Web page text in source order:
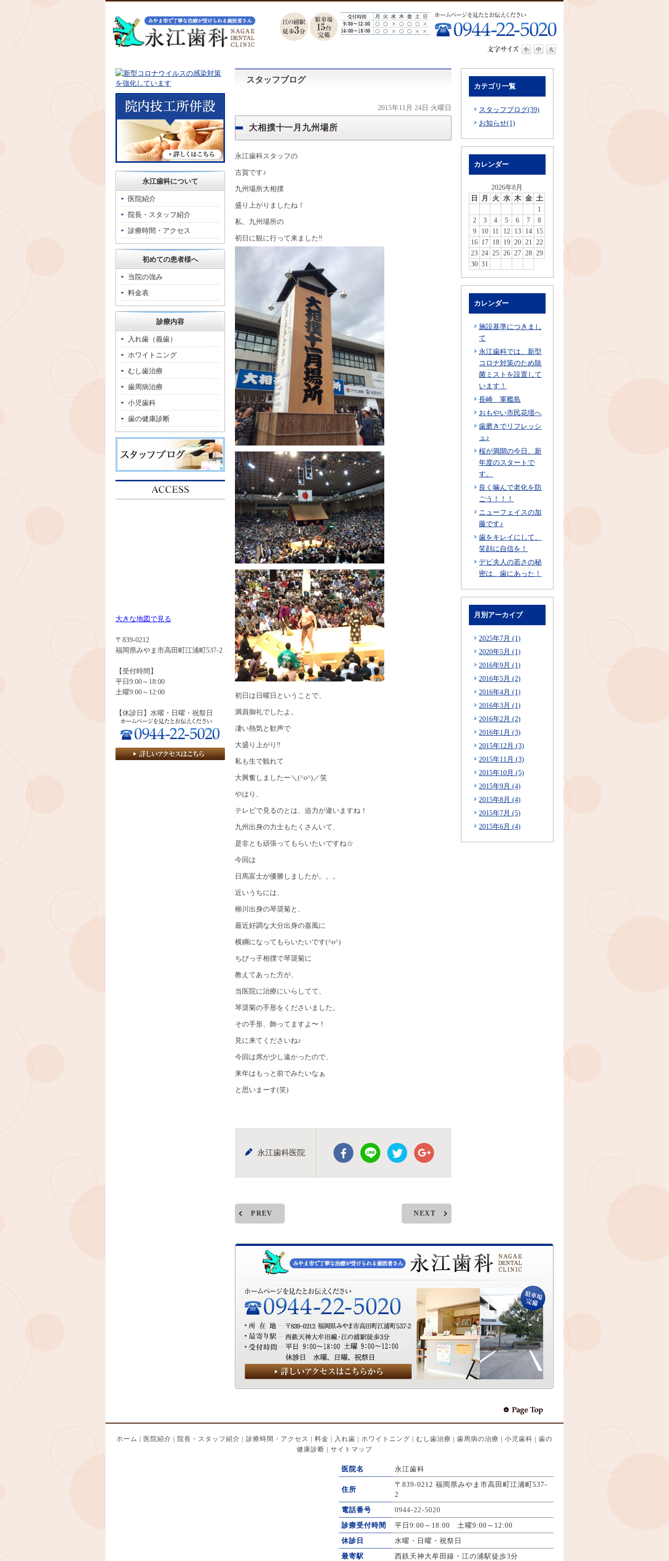
スタッフブログ
2015年11月 24日 火曜日
大相撲十一月九州場所
永江歯科スタッフの
古賀です♪
九州場所大相撲
盛り上がりましたね！
私、九州場所の
初日に観に行って来ました‼︎
初日は日曜日ということで、
満員御礼でしたよ。
凄い熱気と歓声で
大盛り上がり‼︎
私も生で観れて
大興奮しましたー＼(^o^)／笑
やはり、
テレビで見るのとは、迫力が違いますね！
九州出身の力士もたくさんいて、
是非とも頑張ってもらいたいですね☆
今回は
日馬富士が優勝しましたが。。。
近いうちには、
柳川出身の琴奨菊と、
最近好調な大分出身の嘉風に
横綱になってもらいたいです(^o^)
ちびっ子相撲で琴奨菊に
教えてあった方が、
当医院に治療にいらしてて、
琴奨菊の手形をくださいました。
その手形、飾ってますよ〜！
見に来てくださいね♪
今回は席が少し遠かったので、
来年はもっと前でみたいなぁ
と思いまーす(笑)
永江歯科医院
PREV NEXT
カテゴリ一覧
スタッフブログ(39)
お知らせ(1)
カレンダー
2026年8月
日
月 火 水 木 金 土
1
2
3 4 5 6 7
8
9
10 11 12 13 14 15
16 17 18 19 20 21
22
23 24 25 26 27 28 29
30 31
カレンダー
施設基準につきまし
て
永江歯科では、新型
コロナ対策のため除
菌ミストを設置して
います！
長崎 軍艦島
おもやい市民花壇へ
歯磨きでリフレッシ
ュ♪
桜が満開の今日、新
年度のスタートで
す。
良く噛んで老化を防
ごう！！！
ニューフェイスの加
藤です♪
歯をキレイにして、
笑顔に自信を！
デビ夫人の若さの秘
密は、歯にあった！
月別アーカイブ
2025年7月 (1)
2020年5月 (1)
2016年9月 (1)
2016年5月 (2)
2016年4月 (1)
2016年3月 (1)
2016年2月 (2)
2016年1月 (3)
2015年12月 (3)
2015年11月 (3)
2015年10月 (5)
2015年9月 (4)
2015年8月 (4)
2015年7月 (5)
2015年6月 (4)
永江歯科について
医院紹介
院長・スタッフ紹介
診療時間・アクセス
初めての患者様へ
当院の強み
料金表
診療内容
入れ歯（義歯）
ホワイトニング
むし歯治療
歯周病治療
小児歯科
歯の健康診断
大きな地図で見る
〒839-0212
福岡県みやま市高田町江浦町537-2
【受付時間】
平日9:00～18:00
土曜9:00～12:00
【休診日】水曜・日曜・祝祭日
ホーム | 医院紹介 | 院長・スタッフ紹介 | 診療時間・アクセス | 料金 | 入れ歯 | ホワイトニング | むし歯治療 | 歯周病の治療 | 小児歯科 | 歯の
健康診断 | サイトマップ
医院名 永江歯科
住所
〒839-0212 福岡県みやま市高田町江浦町537-
2
電話番号
0944-22-5020
診療受付時間
平日9:00～18:00 土曜9:00～12:00
休診日
水曜・日曜・祝祭日
最寄駅
西鉄天神大牟田線・江の浦駅徒歩3分